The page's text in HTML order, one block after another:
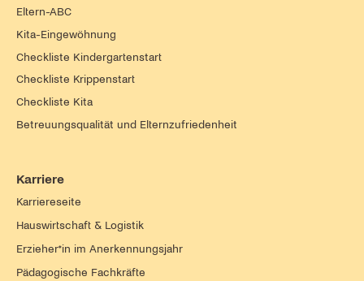
Eltern-ABC
Kita-Eingewöhnung
Checkliste Kindergartenstart
Checkliste Krippenstart
Checkliste Kita
Betreuungsqualität und Elternzufriedenheit
Karriere
Karriereseite
Hauswirtschaft & Logistik
Erzieher*in im Anerkennungsjahr
Pädagogische Fachkräfte